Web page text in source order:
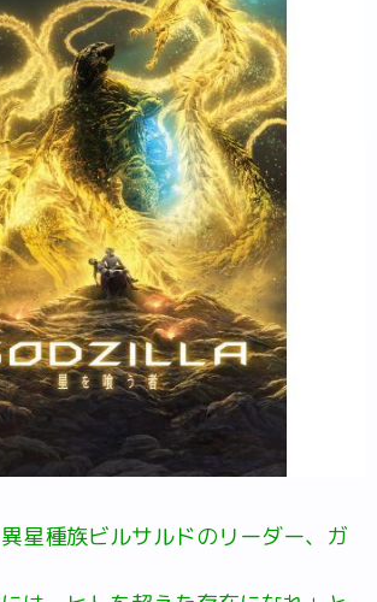
星種族ビルサルドのリーダー、ガ